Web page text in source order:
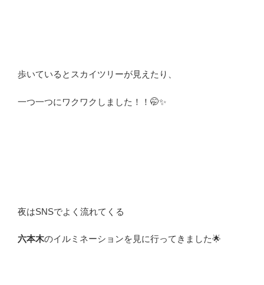
歩いているとスカイツリーが見えたり、
一つ一つにワクワクしました！！🤭✨
夜はSNSでよく流れてくる
六本木のイルミネーションを見に行ってきました🌟